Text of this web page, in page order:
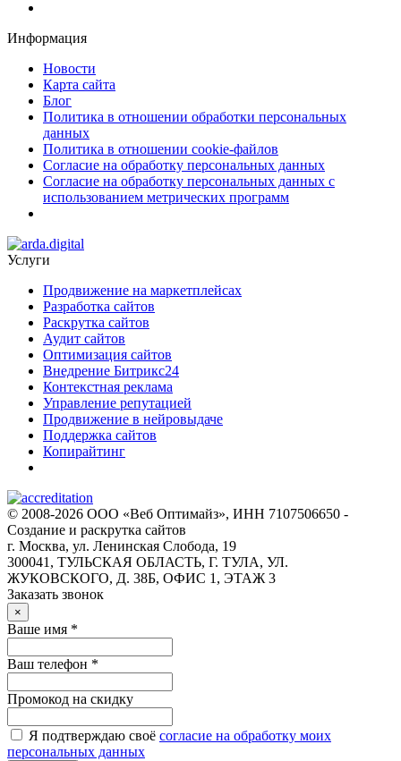
Информация
Новости
Карта сайта
Блог
Политика в отношении обработки персональных
данных
Политика в отношении cookie-файлов
Согласие на обработку персональных данных
Согласие на обработку персональных данных с
использованием метрических программ
Услуги
Продвижение на маркетплейсах
Разработка сайтов
Раскрутка сайтов
Аудит сайтов
Оптимизация сайтов
Внедрение Битрикс24
Контекстная реклама
Управление репутацией
Продвижение в нейровыдаче
Поддержка сайтов
Копирайтинг
© 2008-2026 ООО «Веб Оптимайз», ИНН 7107506650 -
Создание и раскрутка сайтов
г. Москва, ул. Ленинская Слобода, 19
300041, ТУЛЬСКАЯ ОБЛАСТЬ, Г. ТУЛА, УЛ.
ЖУКОВСКОГО, Д. 38Б, ОФИС 1, ЭТАЖ 3
Заказать звонок
×
Ваше имя *
Ваш телефон *
Промокод на скидку
Я подтверждаю своё согласие на обработку моих
персональных данных